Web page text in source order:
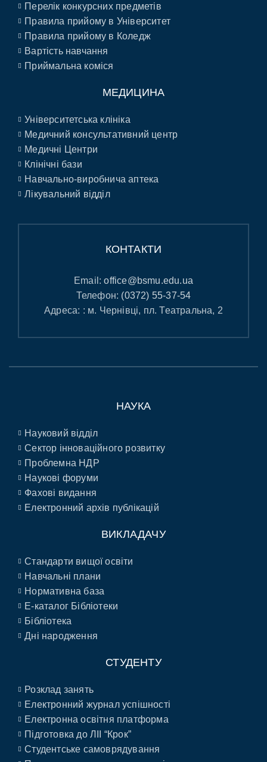
Перелік конкурсних предметів
Правила прийому в Університет
Правила прийому в Коледж
Вартість навчання
Приймальна коміся
МЕДИЦИНА
Університетська клініка
Медичний консультативний центр
Медичні Центри
Клінічні бази
Навчально-виробнича аптека
Лікувальний відділ
КОНТАКТИ
Email:office@bsmu.edu.ua
Телефон: (0372) 55-37-54
Адреса: : м. Чернівці, пл. Театральна, 2
НАУКА
Науковий відділ
Сектор інноваційного розвитку
Проблемна НДР
Наукові форуми
Фахові видання
Електронний архів публікацій
ВИКЛАДАЧУ
Стандарти вищої освіти
Навчальні плани
Нормативна база
E-каталог Бібліотеки
Бібліотека
Дні народження
СТУДЕНТУ
Розклад занять
Електронний журнал успішності
Електронна освітня платформа
Підготовка до ЛІІ “Крок”
Студентське самоврядування